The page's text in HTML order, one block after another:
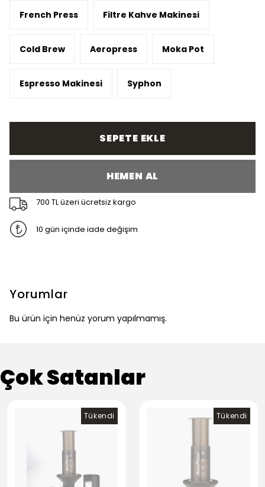
French Press Filtre Kahve Makinesi
Cold Brew Aeropress Moka Pot
Espresso Makinesi Syphon
SEPETE EKLE
HEMEN AL
700 TL üzeri ücretsiz kargo
10 gün içinde iade değişim
Yorumlar
Bu ürün için henüz yorum yapılmamış.
Çok Satanlar
Tükendi Tükendi